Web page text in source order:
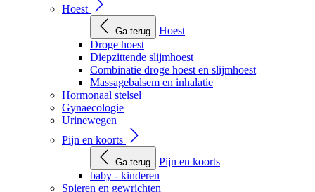
Hoest
Ga terug
Hoest
Droge hoest
Diepzittende slijmhoest
Combinatie droge hoest en slijmhoest
Massagebalsem en inhalatie
Hormonaal stelsel
Gynaecologie
Urinewegen
Pijn en koorts
Ga terug
Pijn en koorts
baby - kinderen
Spieren en gewrichten